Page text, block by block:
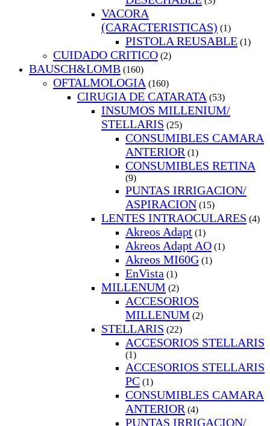
VACORA
(CARACTERISTICAS) (1)
PISTOLA REUSABLE (1)
CUIDADO CRITICO (2)
BAUSCH&LOMB (160)
OFTALMOLOGIA (160)
CIRUGIA DE CATARATA (53)
INSUMOS MILLENIUM/
STELLARIS (25)
CONSUMIBLES CAMARA
ANTERIOR (1)
CONSUMIBLES RETINA
(9)
PUNTAS IRRIGACION/
ASPIRACION (15)
LENTES INTRAOCULARES (4)
Akreos Adapt (1)
Akreos Adapt AO (1)
Akreos MI60G (1)
EnVista (1)
MILLENUM (2)
ACCESORIOS
MILLENUM (2)
STELLARIS (22)
ACCESORIOS STELLARIS
(1)
ACCESORIOS STELLARIS
PC (1)
CONSUMIBLES CAMARA
ANTERIOR (4)
PUNTAS IRRIGACION/